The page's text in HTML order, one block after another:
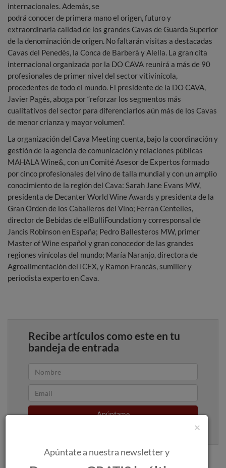
internacionales. Además, se
podrá conocer de primera mano el origen, futuro y
extraordinaria calidad de los grandes Cavas de Guarda Superior
de la denominación de origen. No faltarán visitas a destacadas
Cavas del Penedès, la Conca de Barberà y Alella. La gran cita
internacional organizada por la DO CAVA reunirá a más de 90
profesionales de primer nivel del sector vitivinícola,
procedentes de todo el mundo. El presidente de la DO CAVA,
Javier Pagés, aboga por “reforzar los segmentos más
cualitativos del sector para diferenciarlos aún más de los Cavas
de menor crianza y mayor volumen”.
La organización del Cava Meeting cuenta, bajo la coordinación y
gestión de la agencia de comunicación y relaciones públicas
MAHALA Wine&, con un Comité Asesor de Expertos formado
por cinco profesionales del vino de talla mundial y con un amplio
conocimiento de la región del Cava: Sarah Jane Evans MW,
presidenta de Decanter World Wine Awards y presidenta de la
Gran Orden de los Caballeros del Vino; Ferran Centelles,
director de Bebidas de elBulliFoundation y corresponsal de
Jancis Robinson en España; Pedro Ballesteros MW, primer
Master of Wine español y gran conocedor de las grandes
regiones vinícolas del mundo; María Naranjo, directora de
Agroalimentación del ICEX, y Ramon Francàs, sumiller y
periodista experto en Cava.
Recibe artículos como este en tu
bandeja de entrada
Apúntame
×
Apúntate a nuestra newsletter y